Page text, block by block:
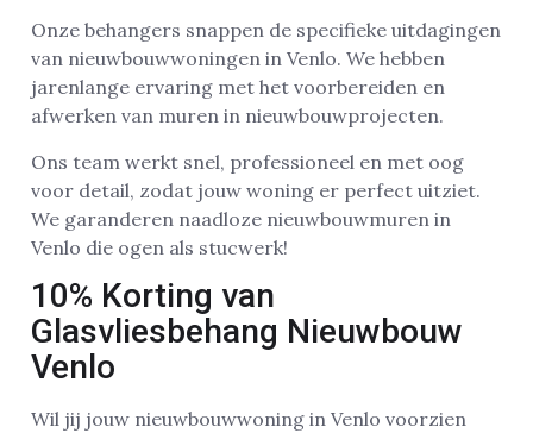
Onze behangers snappen de specifieke uitdagingen
van nieuwbouwwoningen in Venlo. We hebben
jarenlange ervaring met het voorbereiden en
afwerken van muren in nieuwbouwprojecten.
Ons team werkt snel, professioneel en met oog
voor detail, zodat jouw woning er perfect uitziet.
We garanderen naadloze nieuwbouwmuren in
Venlo die ogen als stucwerk!
10% Korting van
Glasvliesbehang Nieuwbouw
Venlo
Wil jij jouw nieuwbouwwoning in Venlo voorzien